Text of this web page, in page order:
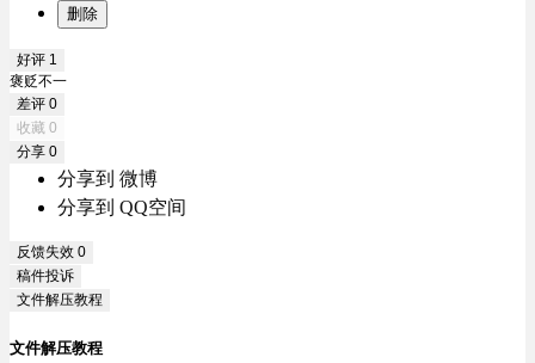
删除
好评 1
褒贬不一
差评 0
收藏 0
分享 0
分享到 微博
分享到 QQ空间
反馈失效 0
稿件投诉
文件解压教程
文件解压教程